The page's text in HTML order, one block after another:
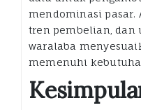
mendominasi pasar.
tren pembelian, dan
waralaba
memenuhi